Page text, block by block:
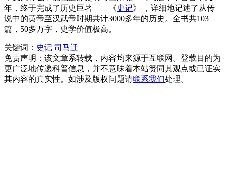
年，终于完成了历史巨著——《史记》 ，详细地记述了从传
说中的黄帝至汉武帝时期共计3000多年的历史。全书共103
篇，50多万字，史学价值极高。
关键词： 史记 司马迁
免责声明：该文章系转载，内容均来源于互联网。登载目的为
更广泛地传递科普信息，并不意味着本站赞同其观点或已证实
其内容的真实性。如涉及版权问题请联系我们处理。